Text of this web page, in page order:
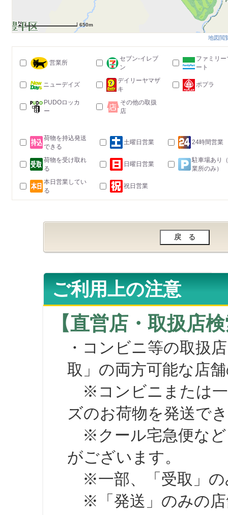
650m
地図閲
営業所
セブン-イレブ
ン
ファミリー
ート
ニューデイズ
デイリーヤマザ
キ
ポプラ
PUDOロッカ
ー
その他の取扱
店
荷物を持込発送
できる
土曜日営業 24時間営業
荷物を受け取れ
る
日曜日営業
駐車場あり
業所のみ）
本日営業してい
る
祝日営業
ご利用上の注意
【直営店・取扱店
・コンビニ等の取扱
取」の両方可能な店
※コンビニまたは一
ズのお荷物を発送で
※クール宅急便など
がございます。
※一部、「受取」の
※「発送」のみの店